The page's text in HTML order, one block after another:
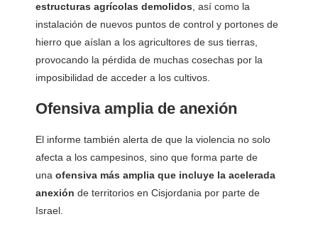
estructuras agrícolas demolidos , así como la
instalación de nuevos puntos de control y portones de
hierro que aíslan a los agricultores de sus tierras,
provocando la pérdida de muchas cosechas por la
imposibilidad de acceder a los cultivos.
Ofensiva amplia de anexión
El informe también alerta de que la violencia no solo
afecta a los campesinos, sino que forma parte de
una ofensiva más amplia que incluye la acelerada
anexión de territorios en Cisjordania por parte de
Israel.